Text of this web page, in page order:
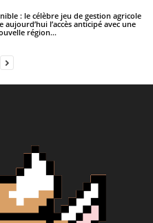
: le célèbre jeu de gestion agricole
l’accès anticipé avec une
région...